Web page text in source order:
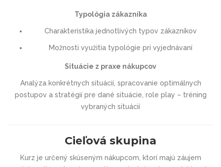
Typológia zákazníka
Charakteristika jednotlivých typov zákazníkov
Možnosti využitia typológie pri vyjednávaní
Situácie z praxe nákupcov
Analýza konkrétnych situácií, spracovanie optimálnych
postupov a stratégií pre dané situácie, role play – tréning
vybraných situácií
Cieľová skupina
Kurz je určený skúseným nákupcom, ktorí majú záujem